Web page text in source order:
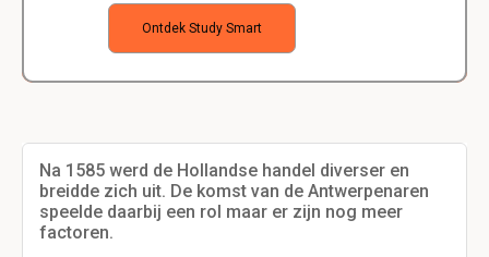
Ontdek Study Smart
Na 1585 werd de Hollandse handel diverser en
breidde zich uit. De komst van de Antwerpenaren
speelde daarbij een rol maar er zijn nog meer
factoren.